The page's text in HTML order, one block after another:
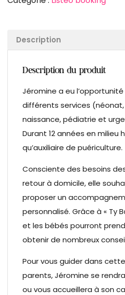
Description
Description du produit
Jéromine a eu
différents services
naissance, pédiatrie et
Durant 12 années en milieu
qu’auxiliaire de puériculture.
Consciente des besoins
retour à domicile, elle
proposer un
personnalisé. Grâce à « Ty
et les bébés pourront
obtenir de nombreux
Pour vous guider dans
parents, Jéromine se
ou vous accueillera à son